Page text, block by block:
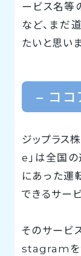
ービス名等
など、まだ
たいと思いま
– ココ
ジップラス
e」は全国
にあった運
できるサービ
そのサービ
stagramを